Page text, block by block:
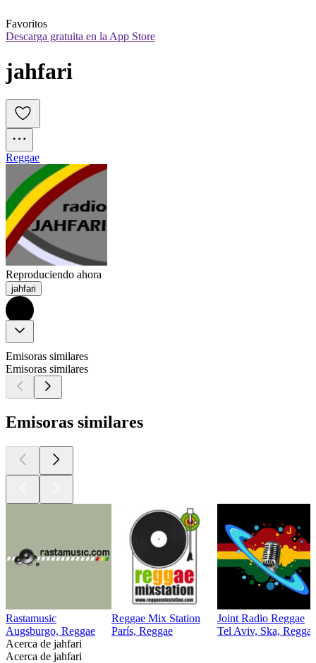
Favoritos
Descarga gratuita en la App Store
jahfari
Reggae
Reproduciendo ahora
jahfari
Emisoras similares
Emisoras similares
Emisoras similares
Rastamusic
Augsburgo, Reggae
Reggae Mix Station
París, Reggae
Joint Radio Reggae
Tel Aviv, Ska,
Acerca de jahfari
Acerca de jahfari